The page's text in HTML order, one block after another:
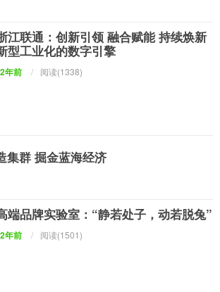
江联通：创新引领 融合赋能 持续焕新
型工业化的数字引擎
2年前 / 阅读(1338)
集群 掘金蓝海经济
端品牌实验室：“静若处子，动若脱兔”
2年前 / 阅读(1501)